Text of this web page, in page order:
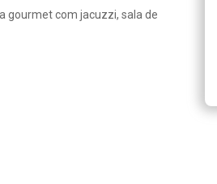
gourmet com jacuzzi, sala de